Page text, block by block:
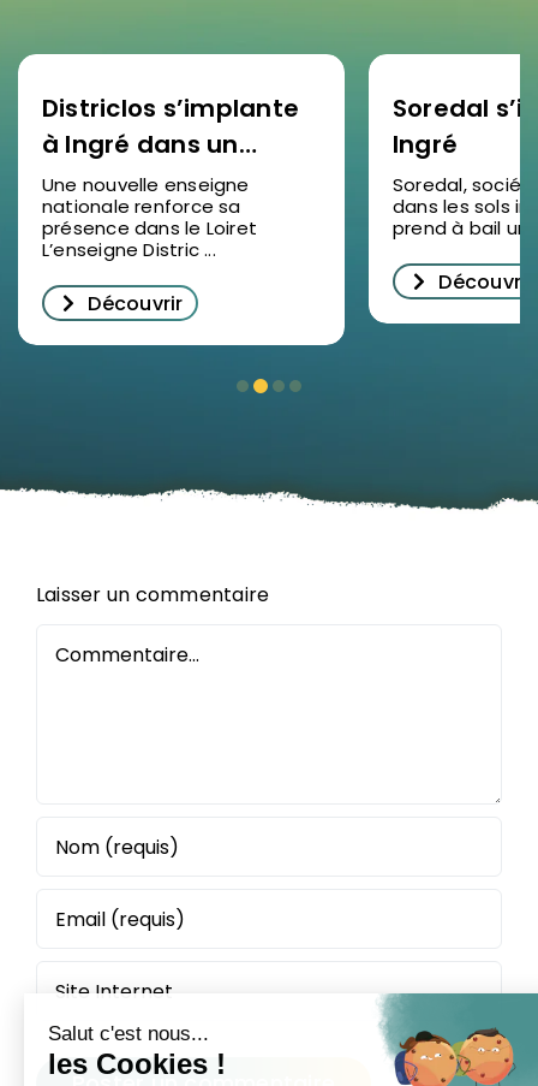
Districlos s’implante
à Ingré dans un
nouveau bâtiment
d’activités
Une nouvelle enseigne
nationale renforce sa
présence dans le Loiret
L’enseigne Distric ...
Découvrir
Soredal
Ingré
Soredal,
dans les sols
prend à bail un
Découvrir
Laisser un commentaire